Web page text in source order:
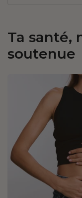
Ta santé,
soutenue